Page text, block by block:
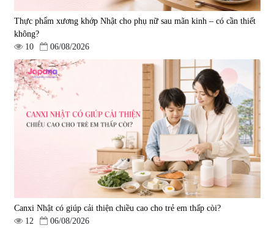
Viên uống hỗ trợ dưỡng thận và
sinh lý nam Waki Kidney &
Men`s 180 viên - Date 09/2027
1.850.000 đ
Viên uống hỗ trợ tăng cường
sinh lý nam Testosterone Welson
For Men 60 viên|10.400
739.350 đ 795.000 đ
Thực phẩm xương khớp Nhật cho phụ nữ sau mãn kinh – có cần thiết
không?
10
06/08/2026
Canxi Nhật có giúp cải thiện chiều cao cho trẻ em thấp còi?
12
06/08/2026